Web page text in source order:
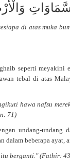
di atas muka
seperti meyakini
tebal di atas
hawa nafsu
71)
undang-undang
dalam beberapa ayat,
berganti." (Fathir: